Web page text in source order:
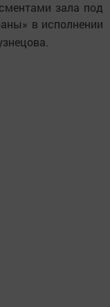
зала под
в исполнении